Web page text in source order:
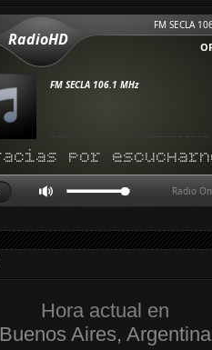
Hora actual en
Buenos Aires, Argentina